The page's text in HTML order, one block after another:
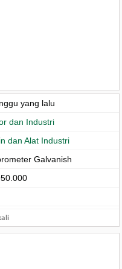
yang lalu
dan Industri
dan Alat Industri
Galvanish